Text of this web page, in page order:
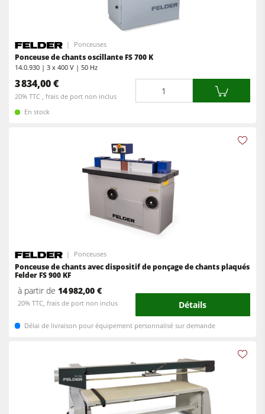
Equipements d'Atelier
Logiciel F4Solutions
Automatisation & Manutention des matériaux
Gestion de projet
Ponceuses
Ponceuse de chants oscillante FS 700 K
14.0.930 | 3 x 400 V | 50 Hz
3 834,00 €
20% TTC , frais de port non inclus
En stock
Ponceuses
Ponceuse de chants avec dispositif de ponçage de chants plaqués
Felder FS 900 KF
à partir de14 982,00 €
20% TTC, frais de port non inclus Détails
Délai de livraison pour équipement personnalisé sur demande